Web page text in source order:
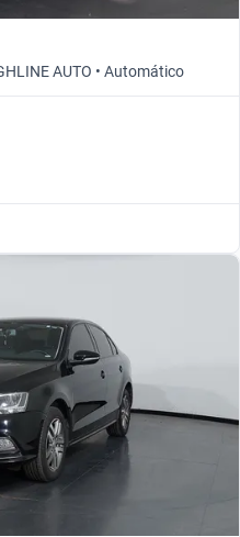
AUTO • Automático